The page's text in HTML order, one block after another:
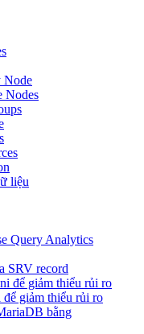
Node
Nodes
liệu
Query Analytics
SRV record
để giảm thiểu rủi ro
giảm thiểu rủi ro
bằng